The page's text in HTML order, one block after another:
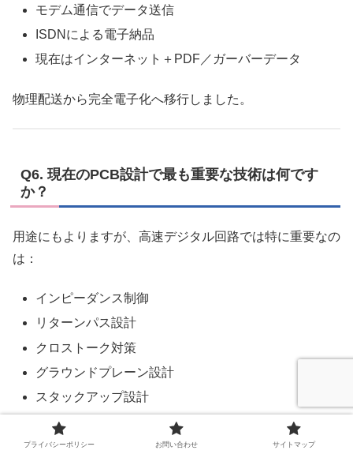
モデム通信でデータ送信
ISDNによる電子納品
現在はインターネット＋PDF／ガーバーデータ
物理配送から完全電子化へ移行しました。
Q6. 現在のPCB設計で最も重要な技術は何です
か？
用途にもよりますが、高速デジタル回路では特に重要なの
は：
インピーダンス制御
リターンパス設計
クロストーク対策
グラウンドプレーン設計
スタックアップ設計
単なる配線ではなく、信号品質設計が求められます。
プライバシーポリシー お問い合わせ サイトマップ